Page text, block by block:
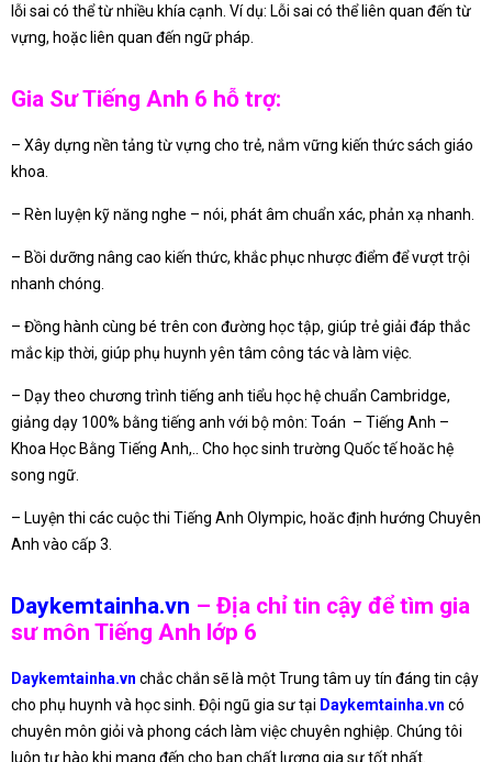
lỗi sai có thể từ nhiều khía cạnh. Ví dụ: Lỗi sai có thể liên quan đến từ
vựng, hoặc liên quan đến ngữ pháp.
Gia Sư Tiếng Anh 6 hỗ trợ:
– Xây dựng nền tảng từ vựng cho trẻ, nắm vững kiến thức sách giáo
khoa.
– Rèn luyện kỹ năng nghe – nói, phát âm chuẩn xác, phản xạ nhanh.
– Bồi dưỡng nâng cao kiến thức, khắc phục nhược điểm để vượt trội
nhanh chóng.
– Đồng hành cùng bé trên con đường học tập, giúp trẻ giải đáp thắc
mắc kịp thời, giúp phụ huynh yên tâm công tác và làm việc.
– Dạy theo chương trình tiếng anh tiểu học hệ chuẩn Cambridge,
giảng dạy 100% bằng tiếng anh với bộ môn: Toán – Tiếng Anh –
Khoa Học Bằng Tiếng Anh,.. Cho học sinh trường Quốc tế hoăc hệ
song ngữ.
– Luyện thi các cuộc thi Tiếng Anh Olympic, hoăc định hướng Chuyên
Anh vào cấp 3.
Daykemtainha.vn – Địa chỉ tin cậy để tìm gia
sư môn Tiếng Anh lớp 6
Daykemtainha.vn chắc chắn sẽ là một Trung tâm uy tín đáng tin cậy
cho phụ huynh và học sinh. Đội ngũ gia sư tại Daykemtainha.vn có
chuyên môn giỏi và phong cách làm việc chuyên nghiệp. Chúng tôi
luôn tự hào khi mang đến cho bạn chất lượng gia sư tốt nhất.